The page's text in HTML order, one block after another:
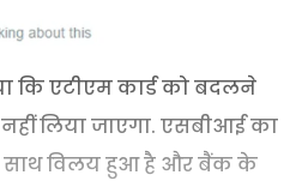
कि एटीएम कार्ड को बदलने
लिया जाएगा. एसबीआई का
साथ विलय हुआ है और बैंक के